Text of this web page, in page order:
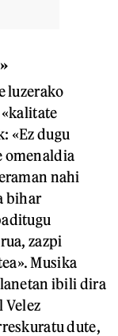
luzerako
«Ez dugu
omenaldia
nahi
bihar
zazpi
Musika
ibili dira
Velez
dute,